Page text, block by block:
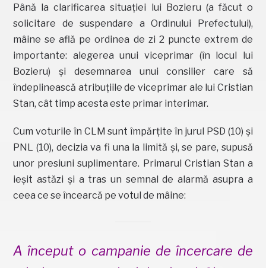
Până la clarificarea situației lui Bozieru (a făcut o
solicitare de suspendare a Ordinului Prefectului),
mâine se află pe ordinea de zi 2 puncte extrem de
importante: alegerea unui viceprimar (în locul lui
Bozieru) și desemnarea unui consilier care să
îndeplinească atribuțiile de viceprimar ale lui Cristian
Stan, cât timp acesta este primar interimar.
Cum voturile în CLM sunt împărțite în jurul PSD (10) și
PNL (10), decizia va fi una la limită și, se pare, supusă
unor presiuni suplimentare. Primarul Cristian Stan a
ieșit astăzi și a tras un semnal de alarmă asupra a
ceea ce se încearcă pe votul de mâine:
A început o campanie de încercare de